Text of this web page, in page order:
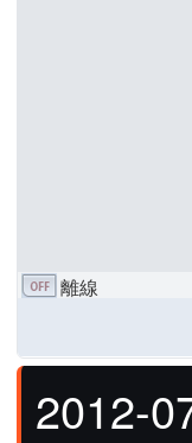
離線
2012-